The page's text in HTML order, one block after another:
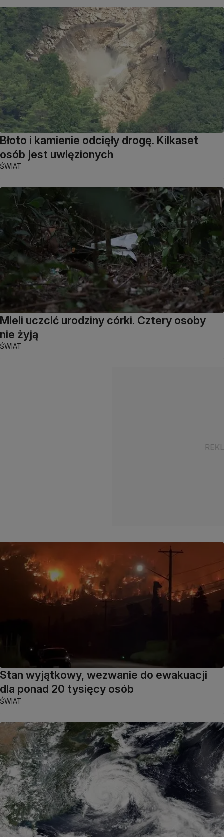
Błoto i kamienie odcięły drogę. Kilkaset
osób jest uwięzionych
ŚWIAT
Mieli uczcić urodziny córki. Cztery osoby
nie żyją
ŚWIAT
Stan wyjątkowy, wezwanie do ewakuacji
dla ponad 20 tysięcy osób
ŚWIAT